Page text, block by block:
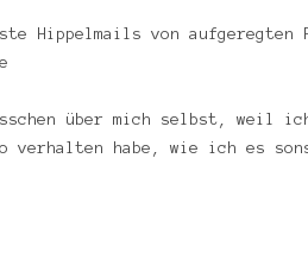
Hippelmails von aufgeregten
über mich selbst, weil
verhalten habe, wie ich es